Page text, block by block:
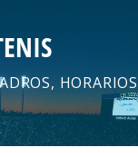
HORARIOS